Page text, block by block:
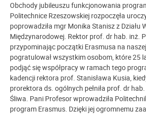
Obchody jubileuszu funkcjonowania
Politechnice Rzeszowskiej rozpoczęła
poprowadziła mgr Monika Stanisz z Działu
Międzynarodowej. Rektor prof. dr hab. inż.
przypominając początki Erasmusa na
pogratulował wszystkim osobom, które 25
podjąć się współpracy w ramach tego
kadencji rektora prof. Stanisława Kusia,
prorektora ds. ogólnych pełniła prof. dr
Śliwa. Pani Profesor wprowadziła
program Erasmus. Dzięki jej ogromnemu